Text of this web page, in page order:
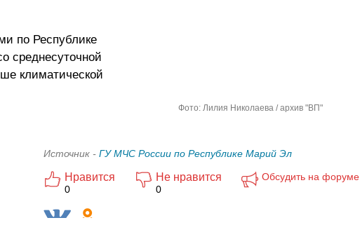
Фото: Лилия Николаева / архив "ВП"
по Республике
среднесуточной
климатической
Источник - ГУ МЧС России по Республике Марий Эл
Нравится
0
Не нравится
0
Обсудить на форуме